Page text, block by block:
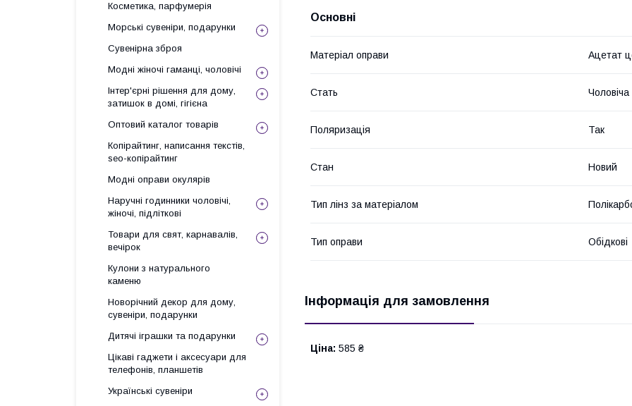
Основні
Матеріал оправи Ацетат
Стать Чоловіча
Поляризація Так
Стан Новий
Тип лінз за матеріалом
Тип оправи Обідкові
Інформація для замовлення
Ціна: 585 ₴
Косметика, парфумерія
Морські сувеніри, подарунки
Сувенірна зброя
Модні жіночі гаманці, чоловічі
Інтер'єрні рішення для дому,
затишок в домі, гігієна
Оптовий каталог товарів
Копірайтинг, написання текстів,
seo-копірайтинг
Модні оправи окулярів
Наручні годинники чоловічі,
жіночі, підліткові
Товари для свят, карнавалів,
вечірок
Кулони з натурального
каменю
Новорічний декор для дому,
сувеніри, подарунки
Дитячі іграшки та подарунки
Цікаві гаджети і аксесуари для
телефонів, планшетів
Українські сувеніри